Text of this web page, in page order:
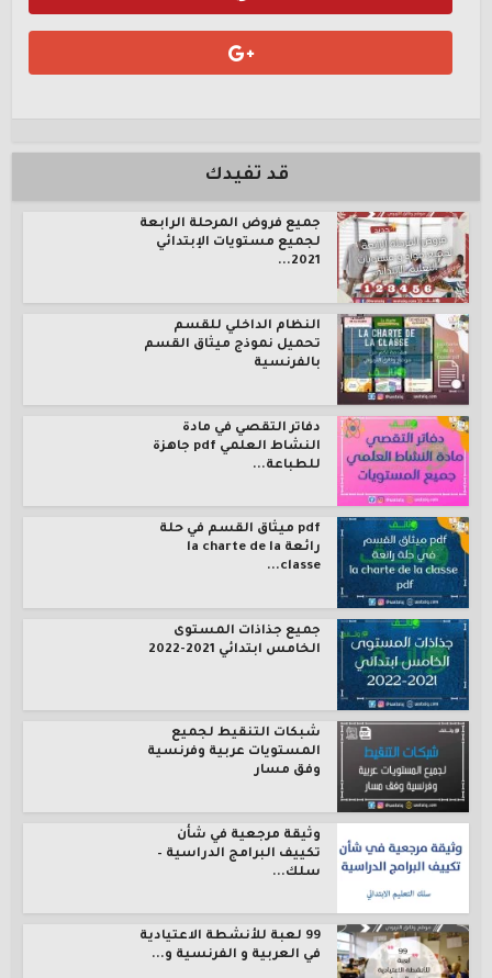
قد تفيدك
جميع فروض المرحلة الرابعة
لجميع مستويات الإبتدائي
2021...
النظام الداخلي للقسم
تحميل نموذج ميثاق القسم
بالفرنسية
دفاتر التقصي في مادة
النشاط العلمي pdf جاهزة
للطباعة...
pdf ميثاق القسم في حلة
رائعة la charte de la
classe...
جميع جذاذات المستوى
الخامس ابتدائي 2021-2022
شبكات التنقيط لجميع
المستويات عربية وفرنسية
وفق مسار
وثيقة مرجعية في شأن
تكييف البرامج الدراسية –
سلك...
99 لعبة للأنشطة الاعتيادية
في العربية و الفرنسية و...